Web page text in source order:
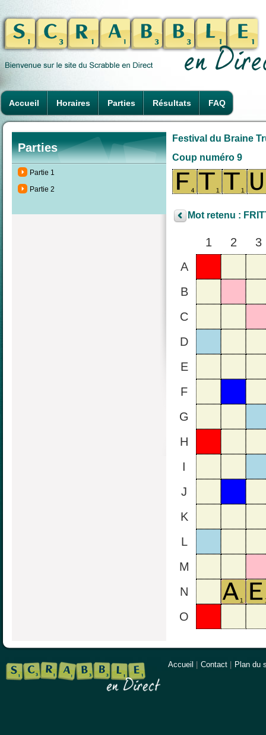
Accueil Horaires Parties Résultats FAQ
Parties
Partie 1
Partie 2
Festival du Braine
Coup numéro 9
Mot retenu :
1 2
3
A
B
C
D
E
F
G
H
I
J
K
L
M
N
O
Accueil Contact Plan du